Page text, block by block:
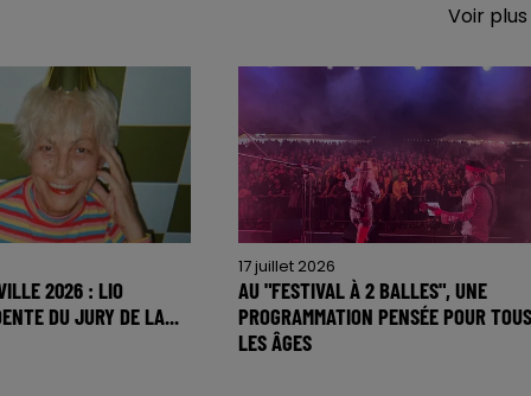
Voir plus
2026 : LIO
DU JURY DE LA...
17 juillet 2026
AU "FESTIVAL À 2 BALLES", UNE
PROGRAMMATION PENSÉE POUR TOUS
LES ÂGES